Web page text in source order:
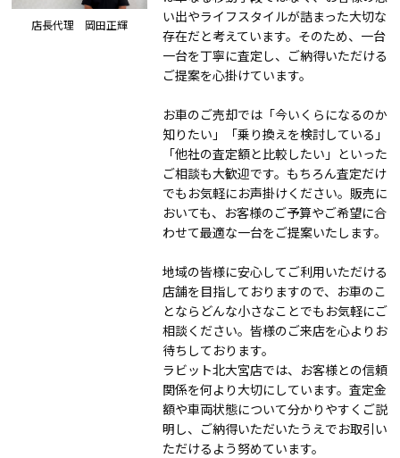
店長代理 岡田正輝
い出やライフスタイルが詰まった大切な
存在だと考えています。そのため、一台
一台を丁寧に査定し、ご納得いただける
ご提案を心掛けています。
お車のご売却では「今いくらになるのか
知りたい」「乗り換えを検討している」
「他社の査定額と比較したい」といった
ご相談も大歓迎です。もちろん査定だけ
でもお気軽にお声掛けください。販売に
おいても、お客様のご予算やご希望に合
わせて最適な一台をご提案いたします。
地域の皆様に安心してご利用いただける
店舗を目指しておりますので、お車のこ
とならどんな小さなことでもお気軽にご
相談ください。皆様のご来店を心よりお
待ちしております。
ラビット北大宮店では、お客様との信頼
関係を何より大切にしています。査定金
額や車両状態について分かりやすくご説
明し、ご納得いただいたうえでお取引い
ただけるよう努めています。